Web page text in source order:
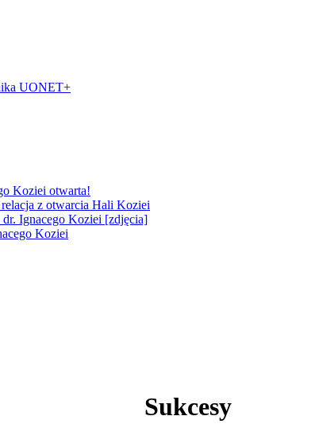
UONET+
Koziei otwarta!
z otwarcia Hali Koziei
Ignacego Koziei [zdjęcia]
Koziei
Sukcesy